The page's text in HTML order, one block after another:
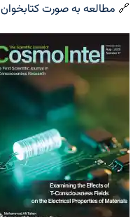
🔗 مطالعه به صورت کتابخوان